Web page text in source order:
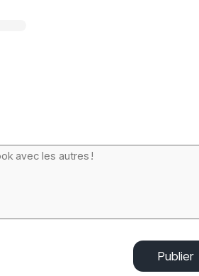
Publier